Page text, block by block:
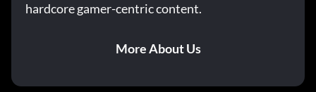
hardcore gamer-centric content.
More About Us